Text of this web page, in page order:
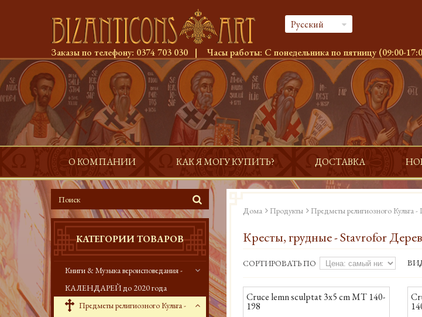
Русский
Заказы по телефону: 0374 703 030 | Часы работы: С понедельника по пятницу (09:00-
О КОМПАНИИ КАК Я МОГУ КУПИТЬ? ДОСТАВКА
КАТЕГОРИИ ТОВАРОВ
Книги & Музыка вероисповедания -
КАЛЕНДАРЕЙ до 2020 года
Предметы религиозного Культа -
Дома Продукты Предметы религиозного Культа -
Кресты, грудные - Stavrofor
СОРТИРОВАТЬ ПО
Cruce lemn sculptat 3x5 cm MT 140-
198